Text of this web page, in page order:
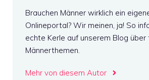
Brauchen Männer wirklich ein
Onlineportal? Wir meinen, ja! So
echte Kerle auf unserem Blog über
Männerthemen.
Mehr von diesem Autor